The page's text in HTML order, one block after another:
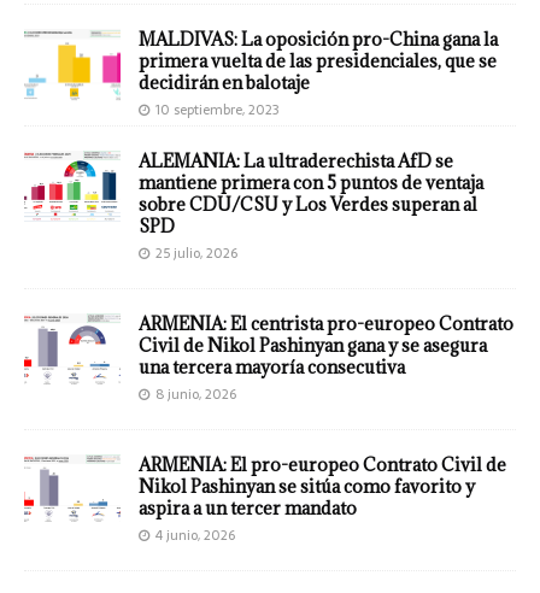
MALDIVAS: La oposición pro-China gana la
primera vuelta de las presidenciales, que se
decidirán en balotaje
10 septiembre, 2023
ALEMANIA: La ultraderechista AfD se
mantiene primera con 5 puntos de ventaja
sobre CDU/CSU y Los Verdes superan al
SPD
25 julio, 2026
ARMENIA: El centrista pro-europeo Contrato
Civil de Nikol Pashinyan gana y se asegura
una tercera mayoría consecutiva
8 junio, 2026
ARMENIA: El pro-europeo Contrato Civil de
Nikol Pashinyan se sitúa como favorito y
aspira a un tercer mandato
4 junio, 2026